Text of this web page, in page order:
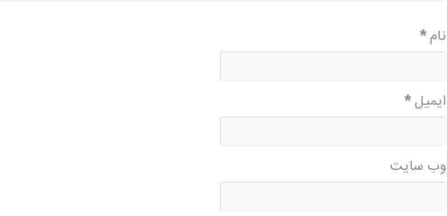
نام*
ایمیل*
وب‌ سایت